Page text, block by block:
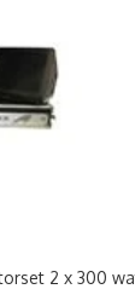
2 x 300